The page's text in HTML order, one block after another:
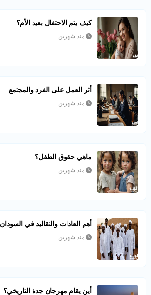
كيف يتم الاحتفال بعيد الأم؟
منذ شهرين
أثر العمل على الفرد والمجتمع
منذ شهرين
ماهي حقوق الطفل؟
منذ شهرين
أهم العادات والتقاليد في السودان
منذ شهرين
أين يقام مهرجان جدة التاريخي؟